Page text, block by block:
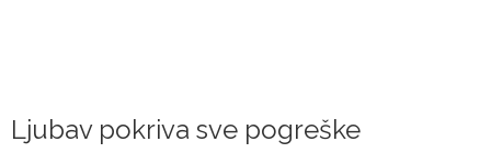
Ljubav pokriva sve pogreške